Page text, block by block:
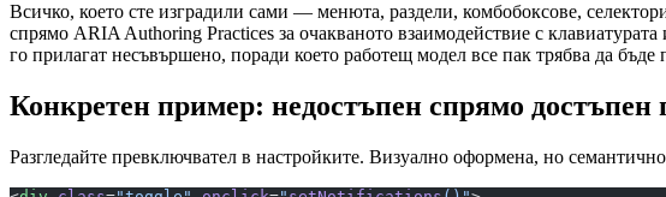
Всичко, което сте изградили сами — менюта, раздели, комбобоксове,
спрямо ARIA Authoring Practices за очакваното взаимодействие с
го прилагат несъвършено, поради което работещ модел все пак трябва да бъде
Конкретен пример: недостъпен спрямо достъпен
Разгледайте превключвател в настройките. Визуално оформена, но